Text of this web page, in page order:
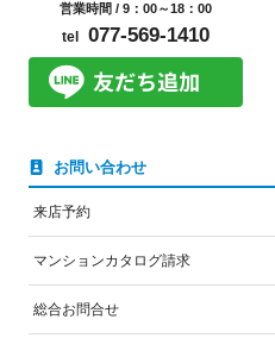
営業時間 / 9：00～18：00
tel 077-569-1410
お問い合わせ
来店予約
マンションカタログ請求
総合お問合せ
2口コンロ付きや2口コンロが設置
です。キッチンスペースが広いマ
生様や、自炊をして節約したい学生
指定なし
南草津駅まで徒歩時間
家賃上限
指定なし